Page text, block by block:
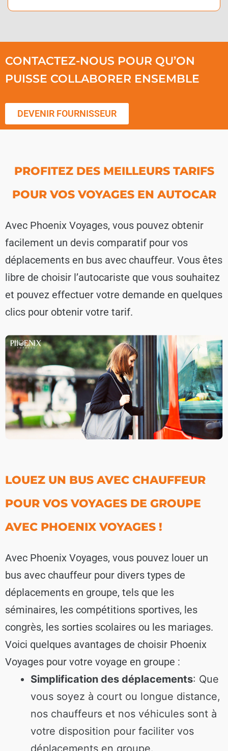
CONTACTEZ-NOUS POUR QU’ON
PUISSE COLLABORER ENSEMBLE
DEVENIR FOURNISSEUR
PROFITEZ DES MEILLEURS TARIFS
POUR VOS VOYAGES EN AUTOCAR
Avec Phoenix Voyages, vous pouvez obtenir
facilement un devis comparatif pour vos
déplacements en bus avec chauffeur. Vous êtes
libre de choisir l’autocariste que vous souhaitez
et pouvez effectuer votre demande en quelques
clics pour obtenir votre tarif.
LOUEZ UN BUS AVEC CHAUFFEUR
POUR VOS VOYAGES DE GROUPE
AVEC PHOENIX VOYAGES !
Avec Phoenix Voyages, vous pouvez louer un
bus avec chauffeur pour divers types de
déplacements en groupe, tels que les
séminaires, les compétitions sportives, les
congrès, les sorties scolaires ou les mariages.
Voici quelques avantages de choisir Phoenix
Voyages pour votre voyage en groupe :
Simplification des déplacements: Que
vous soyez à court ou longue distance,
nos chauffeurs et nos véhicules sont à
votre disposition pour faciliter vos
déplacements en groupe.